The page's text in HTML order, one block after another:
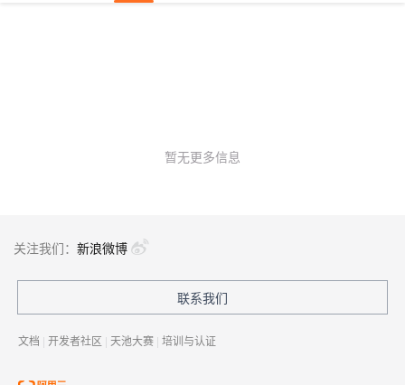
暂无更多信息
关注我们： 新浪微博
联系我们
文档 | 开发者社区 | 天池大赛 | 培训与认证